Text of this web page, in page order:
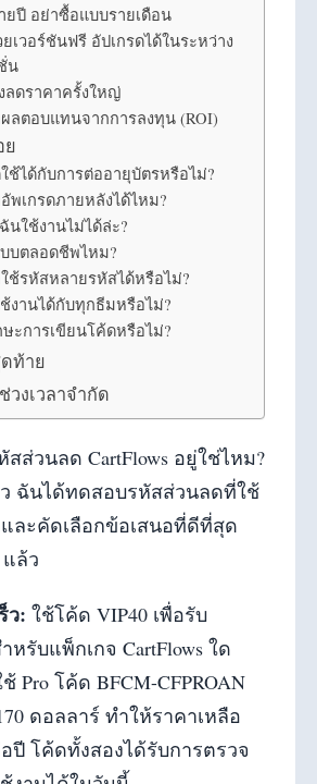
ยปี อย่าซื้อแบบรายเดือน
เวอร์ชันฟรี อัปเกรดได้ในระหว่าง
น
ลดราคาครั้งใหญ่
ลตอบแทนจากการลงทุน (ROI)
ย
ช้ได้กับการต่ออายุบัตรหรือไม่?
พเกรดภายหลังได้ไหม?
นใช้งานไม่ได้ล่ะ?
บตลอดชีพไหม?
ช้รหัสหลายรหัสได้หรือไม่?
ช้งานได้กับทุกธีมหรือไม่?
ะการเขียนโค้ดหรือไม่?
ท้าย
วงเวลาจำกัด
ส่วนลด CartFlows อยู่ใช่ไหม?
ฉันได้ทดสอบรหัสส่วนลดที่ใช้
ละคัดเลือกข้อเสนอที่ดีที่สุด
แล้ว
ว: ใช้โค้ด VIP40 เพื่อรับ
หรับแพ็กเกจ CartFlows ใด
Pro โค้ด BFCM-CFPROAN
ดอลลาร์ ทำให้ราคาเหลือ
ปี โค้ดทั้งสองได้รับการตรวจ